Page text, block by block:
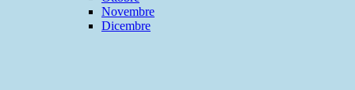
Novembre
Dicembre